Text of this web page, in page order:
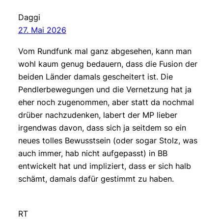
Daggi
27. Mai 2026
Vom Rundfunk mal ganz abgesehen, kann man
wohl kaum genug bedauern, dass die Fusion der
beiden Länder damals gescheitert ist. Die
Pendlerbewegungen und die Vernetzung hat ja
eher noch zugenommen, aber statt da nochmal
drüber nachzudenken, labert der MP lieber
irgendwas davon, dass sich ja seitdem so ein
neues tolles Bewusstsein (oder sogar Stolz, was
auch immer, hab nicht aufgepasst) in BB
entwickelt hat und impliziert, dass er sich halb
schämt, damals dafür gestimmt zu haben.
RT